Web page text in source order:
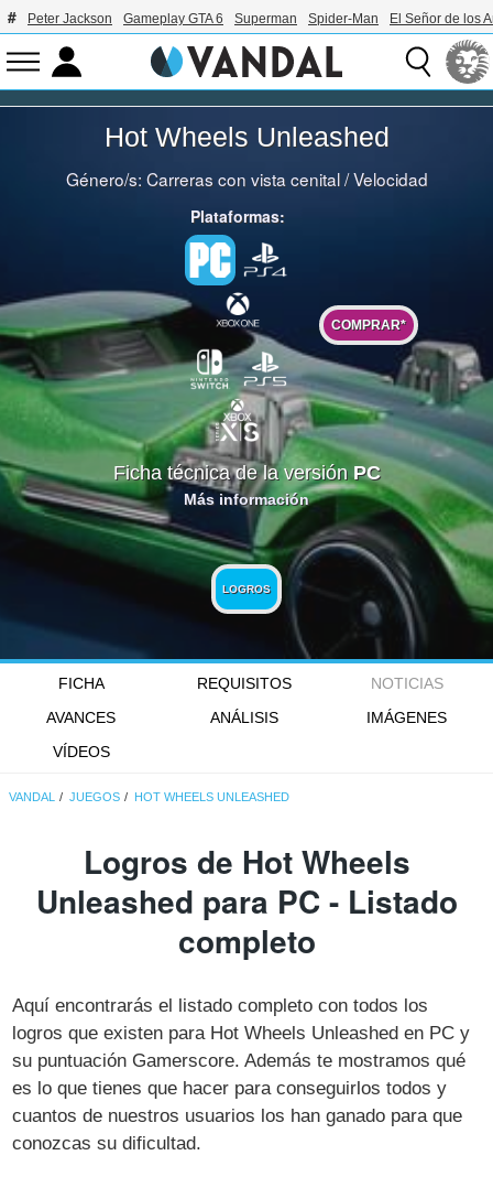
Peter Jackson Gameplay GTA 6 Superman Spider-Man El Señor de los
Hot Wheels Unleashed
Género/s:Carreras con vista cenital/Velocidad
Plataformas:
COMPRAR*
Ficha técnica de la versiónPC
Más información
LOGROS
FICHA REQUISITOS
NOTICIAS
AVANCES
ANÁLISIS
IMÁGENES
VÍDEOS
VANDAL JUEGOS HOT WHEELS UNLEASHED
Logros de Hot Wheels
Unleashed para PC - Listado
completo
Aquí encontrarás el listado completo con todos los
logros que existen para Hot Wheels Unleashed en PC y
su puntuación Gamerscore. Además te mostramos qué
es lo que tienes que hacer para conseguirlos todos y
cuantos de nuestros usuarios los han ganado para que
conozcas su dificultad.